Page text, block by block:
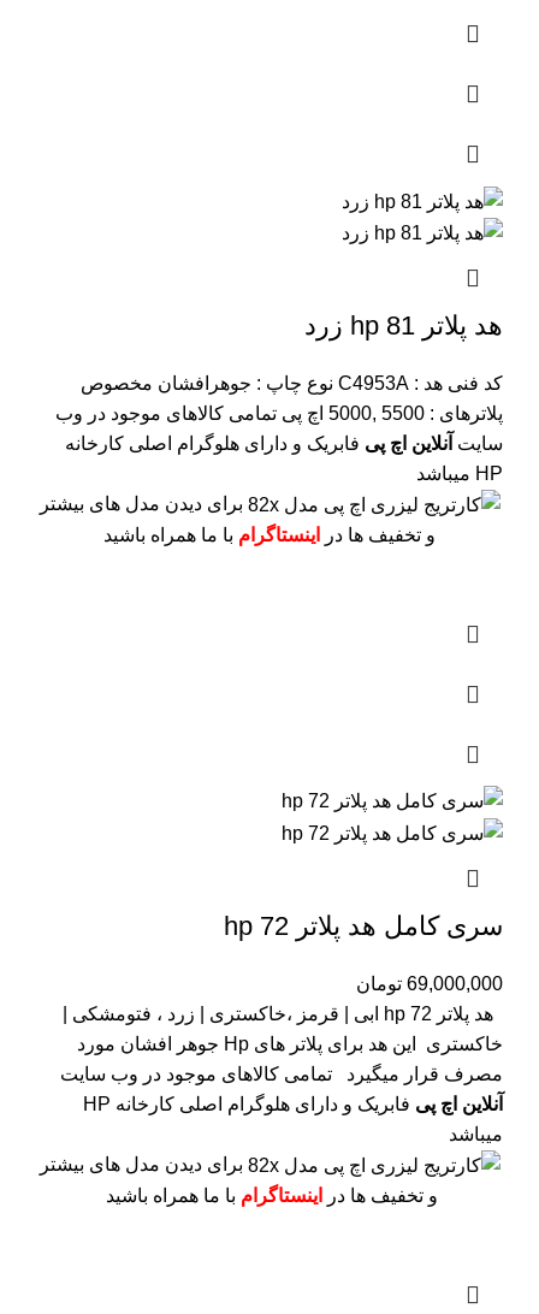
هد پلاتر 81 hp زرد
کد فنی هد : C4953A نوع چاپ : جوهرافشان مخصوص
پلاترهای : 5500 ,5000 اچ پی
تمامی کالاهای موجود در وب
سایت آنلاین اچ پی فابریک و دارای هلوگرام اصلی کارخانه
HP میباشد
برای دیدن مدل های بیشتر
و تخفیف ها در
اینستاگرام با ما همراه باشید
سری کامل هد پلاتر 72 hp
69,000,000 تومان
هد پلاتر 72 hp ابی | قرمز ،خاکستری | زرد ، فتومشکی |
خاکستری این هد برای پلاتر های Hp جوهر افشان مورد
مصرف قرار میگیرد
تمامی کالاهای موجود در وب سایت
آنلاین اچ پی
فابریک و دارای هلوگرام اصلی کارخانه HP
میباشد
برای دیدن مدل های بیشتر
و تخفیف ها در
اینستاگرام با ما همراه باشید